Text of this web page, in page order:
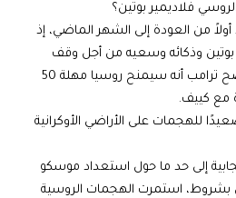
فلاديمير بوتين؟
أولاً من العودة إلى الشهر الماضي، إذ
وذكائه وسعيه من أجل وقف
الحرب بين بلاده وأوكرانيا، أوضح ترامب أنه سيمنح روسيا مهلة 50
مع كييف.
للهجمات على الأراضي الأوكرانية
إلى حد ما حول استعداد موسكو
بشروط، استمرت الهجمات الروسية